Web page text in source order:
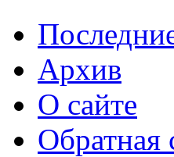
Архив
О сайте
Обратная